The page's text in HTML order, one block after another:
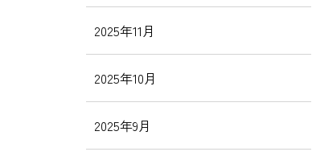
2025年11月
2025年10月
2025年9月